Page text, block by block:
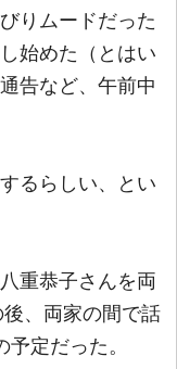
りムードだった
始めた（とはい
告など、午前中
るらしい、とい
重恭子さんを両
、両家の間で話
定だった。